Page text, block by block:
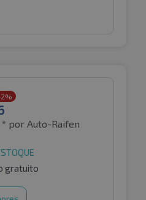
* por Auto-Raifen
gratuito